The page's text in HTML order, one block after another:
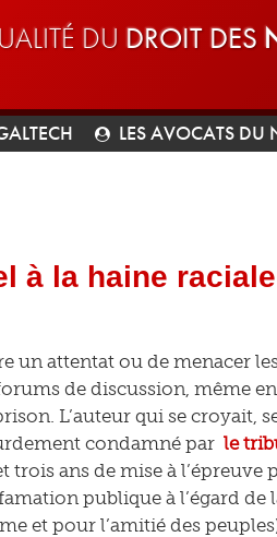
DU DROIT DES
LES AVOCATS DU
à la haine
un attentat ou de menacer
de discussion, même
L’auteur qui se croyait,
condamné par le
trois ans de mise à
publique à l’égard de
et pour l’amitié des